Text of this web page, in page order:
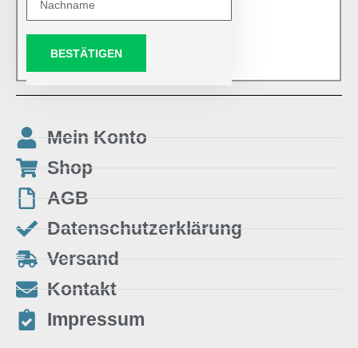
BESTÄTIGEN
Mein Konto
Shop
AGB
Datenschutzerklärung
Versand
Kontakt
Impressum